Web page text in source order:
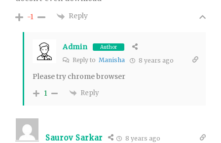
-1 Reply
Admin Author
Reply to Manisha 8 years ago
Please try chrome browser
1 Reply
Saurov Sarkar 8 years ago